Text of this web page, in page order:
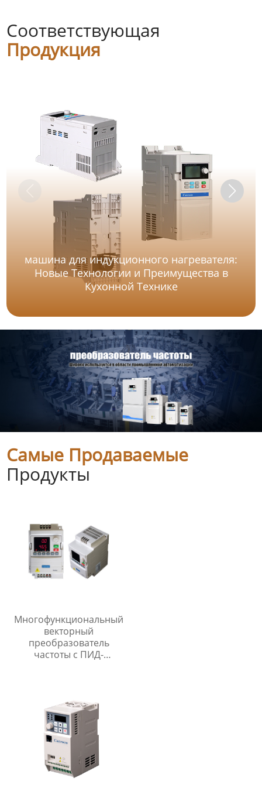
Соответствующая
Продукция
машина для индукционного нагревателя:
Новые Технологии и Преимущества в
Кухонной Технике
Самые Продаваемые
Продукты
Многофункциональный
векторный
преобразователь
частоты с ПИД-